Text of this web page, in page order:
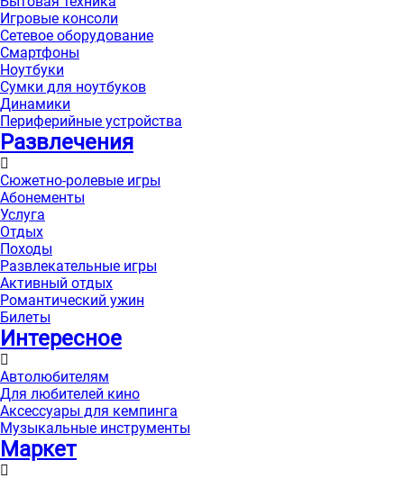
Игровые консоли
Сетевое оборудование
Смартфоны
Ноутбуки
Сумки для ноутбуков
Динамики
Периферийные устройства
Развлечения
Сюжетно-ролевые игры
Абонементы
Услуга
Отдых
Походы
Развлекательные игры
Активный отдых
Романтический ужин
Билеты
Интересноe
Автолюбителям
Для любителей кино
Аксессуары для кемпинга
Музыкальные инструменты
Маркет